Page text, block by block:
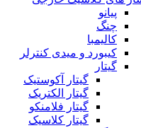
پیانو
چنگ
کالیمبا
کیبورد و میدی کنترلر
گیتار
گیتار آکوستیک
گیتار الکتریک
گیتار فلامنکو
گیتار کلاسیک